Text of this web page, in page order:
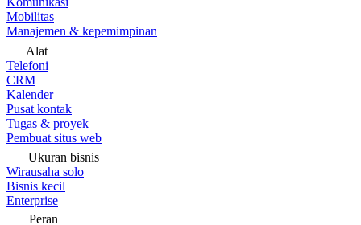
Mobilitas
Manajemen & kepemimpinan
Alat
Telefoni
CRM
Kalender
Pusat kontak
Tugas & proyek
Pembuat situs web
Ukuran bisnis
Wirausaha solo
Bisnis kecil
Enterprise
Peran